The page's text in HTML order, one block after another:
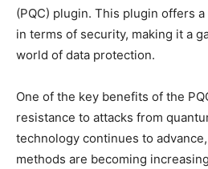
‍(PQC)​ plugin. This plugin offers
in terms of security, making it a⁤
world of ​data protection.
One of the key benefits of the
resistance to attacks from
technology continues to‍
methods are becoming